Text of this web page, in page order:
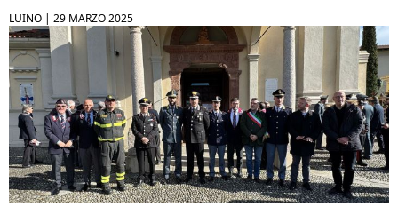
LUINO | 29 MARZO 2025